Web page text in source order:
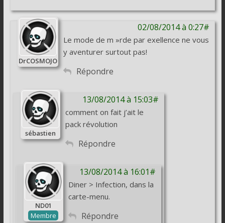
02/08/2014 à 0:27#
DrCOSMOJO
Le mode de m »rde par exellence ne vous
y aventurer surtout pas!
Répondre
13/08/2014 à 15:03#
sébastien
comment on fait j’ait le
pack révolution
Répondre
13/08/2014 à 16:01#
ND01
Membre
Diner > Infection, dans la
carte-menu.
Répondre